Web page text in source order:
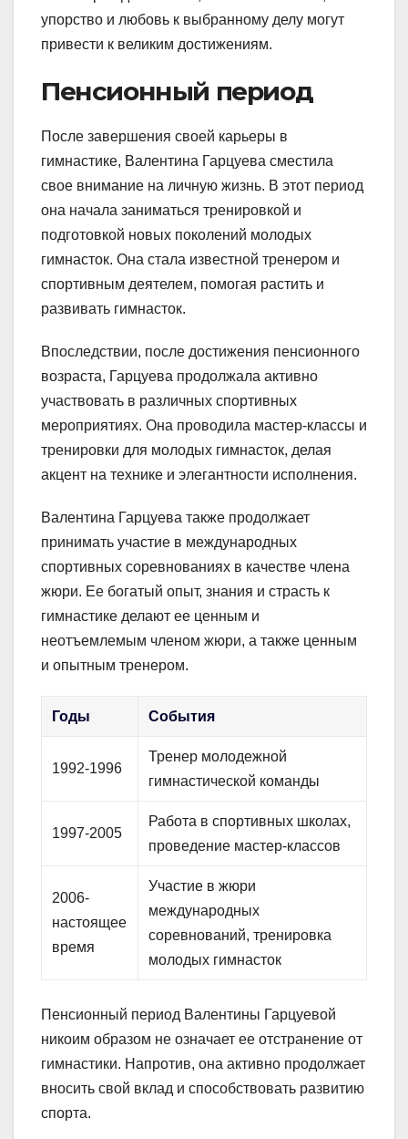
упорство и любовь к выбранному делу могут
привести к великим достижениям.
Пенсионный период
После завершения своей карьеры в
гимнастике, Валентина Гарцуева сместила
свое внимание на личную жизнь. В этот период
она начала заниматься тренировкой и
подготовкой новых поколений молодых
гимнасток. Она стала известной тренером и
спортивным деятелем, помогая растить и
развивать гимнасток.
Впоследствии, после достижения пенсионного
возраста, Гарцуева продолжала активно
участвовать в различных спортивных
мероприятиях. Она проводила мастер-классы и
тренировки для молодых гимнасток, делая
акцент на технике и элегантности исполнения.
Валентина Гарцуева также продолжает
принимать участие в международных
спортивных соревнованиях в качестве члена
жюри. Ее богатый опыт, знания и страсть к
гимнастике делают ее ценным и
неотъемлемым членом жюри, а также ценным
и опытным тренером.
Годы События
1992-1996
Тренер молодежной
гимнастической команды
1997-2005
Работа в спортивных школах,
проведение мастер-классов
2006-
настоящее
время
Участие в жюри
международных
соревнований, тренировка
молодых гимнасток
Пенсионный период Валентины Гарцуевой
никоим образом не означает ее отстранение от
гимнастики. Напротив, она активно продолжает
вносить свой вклад и способствовать развитию
спорта.